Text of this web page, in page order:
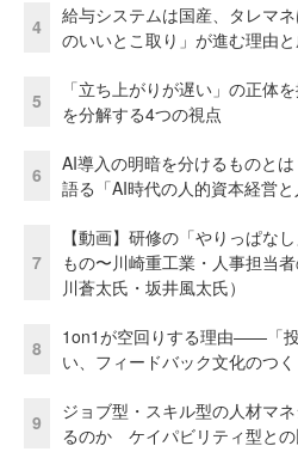
4
給与システムは国産、タレマ
のいいとこ取り」が進む理由
5
「立ち上がりが遅い」の正
を分解する4つの視点
6
AI導入の明暗を分けるものと
語る「AI時代の人的資本経営と
7
【動画】研修の「やりっぱな
もの〜川崎重工業・人事担当
川蒼太氏・坂井風太氏）
8
1on1が空回りする理由——「
い、フィードバック文化のつ
9
ジョブ型・スキル型の人材マ
るのか ケイパビリティ型と